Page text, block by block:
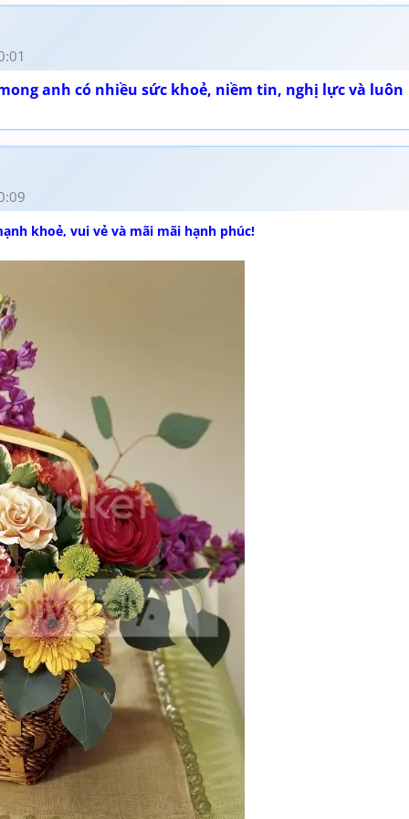
anh có nhiều sức khoẻ, niềm tin, nghị lực và luôn
khoẻ, vui vẻ và mãi mãi hạnh phúc!